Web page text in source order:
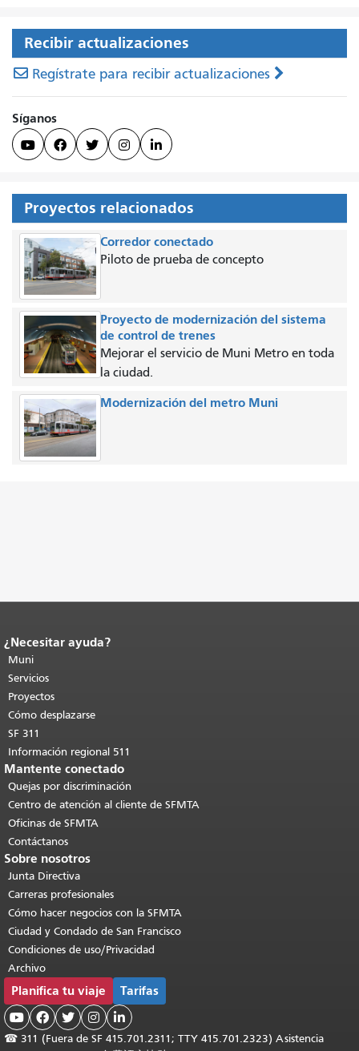
Recibir actualizaciones
Regístrate para recibir actualizaciones
Síganos
    
Proyectos relacionados
Corredor conectado
Piloto de prueba de concepto
Proyecto de modernización del sistema
de control de trenes
Mejorar el servicio de Muni Metro en toda
la ciudad.
Modernización del metro Muni
Fin del contenido de la página.
de esta página se repite en todas las
páginas.Volver al principio del
contenido principal
¿Necesitar ayuda?
Muni
Servicios
Proyectos
Cómo desplazarse
SF 311
Información regional 511
Mantente conectado
Quejas por discriminación
Centro de atención al cliente de SFMTA
Oficinas de SFMTA
Contáctanos
Sobre nosotros
Junta Directiva
Carreras profesionales
Cómo hacer negocios con la SFMTA
Ciudad y Condado de San Francisco
Condiciones de uso/Privacidad
Archivo
Planifica tu viaje Tarifas
    
☎ 311 (Fuera de SF 415.701.2311; TTY 415.701.2323) Asistencia